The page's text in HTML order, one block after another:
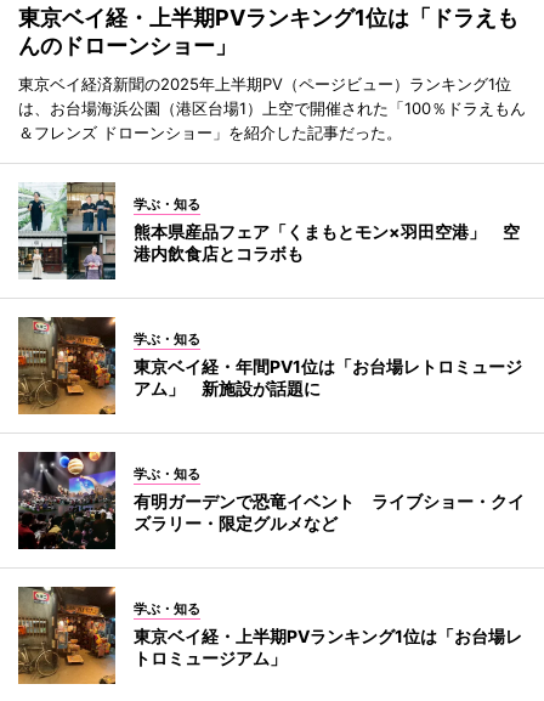
東京ベイ経・上半期PVランキング1位は「ドラえも
んのドローンショー」
東京ベイ経済新聞の2025年上半期PV（ページビュー）ランキング1位
は、お台場海浜公園（港区台場1）上空で開催された「100％ドラえもん
＆フレンズ ドローンショー」を紹介した記事だった。
学ぶ・知る
熊本県産品フェア「くまもとモン×羽田空港」 空
港内飲食店とコラボも
学ぶ・知る
東京ベイ経・年間PV1位は「お台場レトロミュージ
アム」 新施設が話題に
学ぶ・知る
有明ガーデンで恐竜イベント ライブショー・クイ
ズラリー・限定グルメなど
学ぶ・知る
東京ベイ経・上半期PVランキング1位は「お台場レ
トロミュージアム」